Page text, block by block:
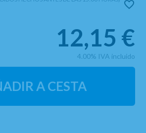
12,15 €
4.00% IVA incluido
A CESTA